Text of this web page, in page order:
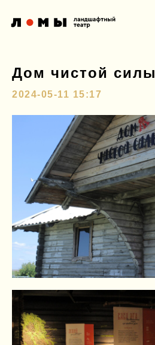
Дом чистой силы
2024-05-11 15:17